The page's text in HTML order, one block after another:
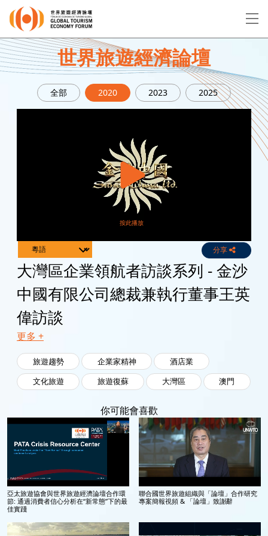
EN 繁 简
關於論壇
世界旅遊經濟論壇
全部 2020 2023 2025
Channels 分享
大灣區企業領航者訪談系列 - 金沙
中國有限公司總裁兼執行董事王英
偉訪談
更多 +
旅遊趨勢 企業家精神
酒店業
文化旅遊
旅遊復蘇 大灣區 澳門
你可能會喜歡
亞太旅遊協會與世界旅遊經濟論壇合作環
節: 通過消費者信心分析在“新常態”下的最
佳實踐
聯合國世界旅遊組織與「論壇」合作研究
專案簡報視頻 & 「論壇」致謝辭